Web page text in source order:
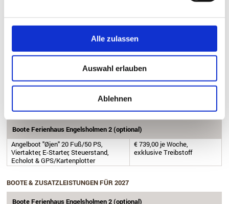
Alle zulassen
Auswahl erlauben
Ablehnen
Echolot & GPS/Kartenplotter
BOOTE & ZUSATZLEISTUNGEN FÜR 2025
Boote Ferienhaus Engelsholmen 2 (optional)
Angelboot Hobby 18 Fuß/25 PS,
Viertakter, E-Starter, Steuerstand,
Echolot & GPS/Kartenplotter
€ 519,00 je Woche,
exklusive Treibstoff
BOOTE & ZUSATZLEISTUNGEN FÜR 2026
Boote Ferienhaus Engelsholmen 2 (optional)
Angelboot "Øjen" 20 Fuß/50 PS,
Viertakter, E-Starter, Steuerstand,
Echolot & GPS/Kartenplotter
€ 739,00 je Woche,
exklusive Treibstoff
BOOTE & ZUSATZLEISTUNGEN FÜR 2027
Boote Ferienhaus Engelsholmen 2 (optional)